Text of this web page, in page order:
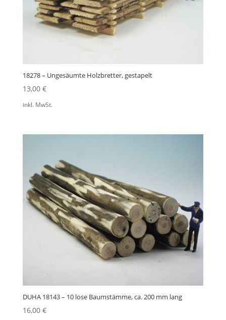
18278 – Ungesäumte Holzbretter, gestapelt
13,00 €
inkl. MwSt.
DUHA 18143 – 10 lose Baumstämme, ca. 200 mm lang
16,00 €